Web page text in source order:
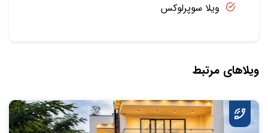
ویلا سوپرلوکس
ویلاهای مرتبط